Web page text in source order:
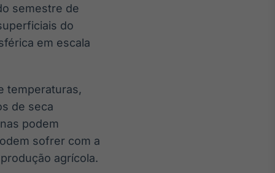
semestre de
do
em escala
temperaturas,
de seca
podem
sofrer com a
agrícola.